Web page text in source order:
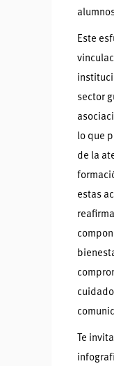
Este
sector
lo que
de la
estas
Te